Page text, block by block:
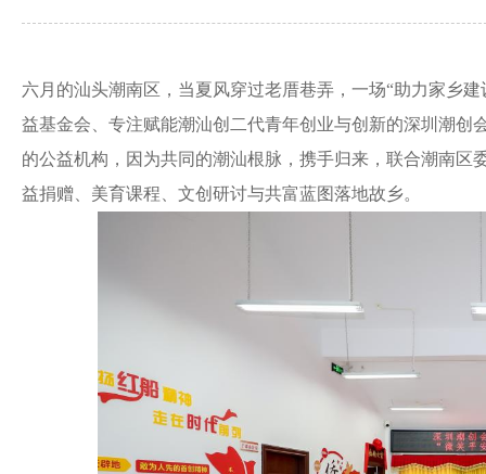
六月的汕头潮南区，当夏风穿过老厝巷弄，一场“助力家乡
益基金会、专注赋能潮汕创二代青年创业与创新的深圳潮
的公益机构，因为共同的潮汕根脉，携手归来，联合潮南
益捐赠、美育课程、文创研讨与共富蓝图落地故乡。